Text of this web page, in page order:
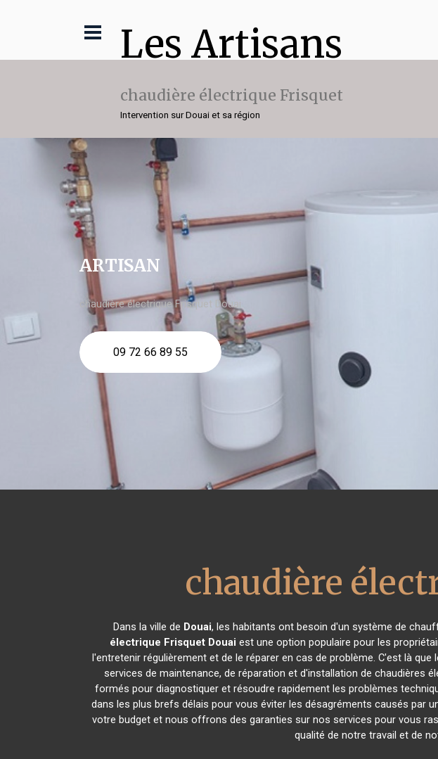
Les Artisans
chaudière électrique Frisquet
Intervention sur Douai et sa région
ARTISAN
chaudière électrique Frisquet Douai
09 72 66 89 55
chaudière
Dans la ville de Douai, les habitants ont besoin d'un système de
électrique Frisquet Douai est une option populaire pour les
l'entretenir régulièrement et de le réparer en cas de problème. C'est là que
services de maintenance, de réparation et d'installation de chaudières
formés pour diagnostiquer et résoudre rapidement les problèmes
dans les plus brefs délais pour vous éviter les désagréments causés par
votre budget et nous offrons des garanties sur nos services pour vous
qualité de notre travail et de